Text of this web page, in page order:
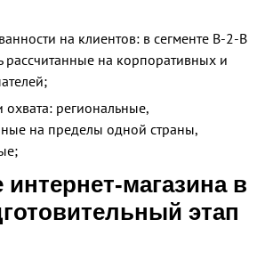
на клиентов: в сегменте B-2-B
рассчитанные на корпоративных и
охвата: региональные,
на пределы одной страны,
магазина в
этап